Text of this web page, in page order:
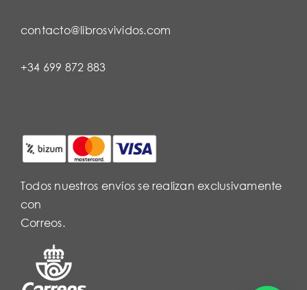
contacto@librosvividos.com
+34 699 872 883
Todos nuestros envíos se realizan exclusivamente
con
Correos.